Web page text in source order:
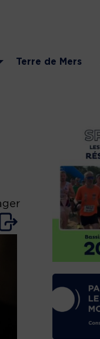
Terre de Mers